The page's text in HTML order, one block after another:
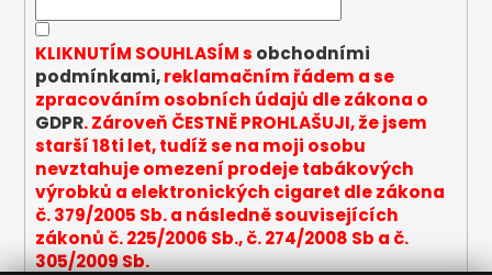
69
Kč
KLIKNUTÍM SOUHLASÍM s obchodními
podmínkami,reklamačním řádem a se
zpracováním osobních údajů dle zákona o
GDPR. Zároveň ČESTNĚ PROHLAŠUJI, že jsem
starší 18ti let, tudíž se na moji osobu
nevztahuje omezení prodeje tabákových
výrobků a elektronických cigaret dle zákona
č. 379/2005 Sb. a následně souvisejících
zákonů č. 225/2006 Sb., č. 274/2008 Sb a č.
305/2009 Sb.